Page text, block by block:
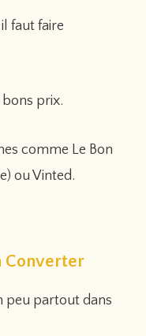
faut faire
bons prix.
comme Le Bon
ou Vinted.
Converter
peu partout dans